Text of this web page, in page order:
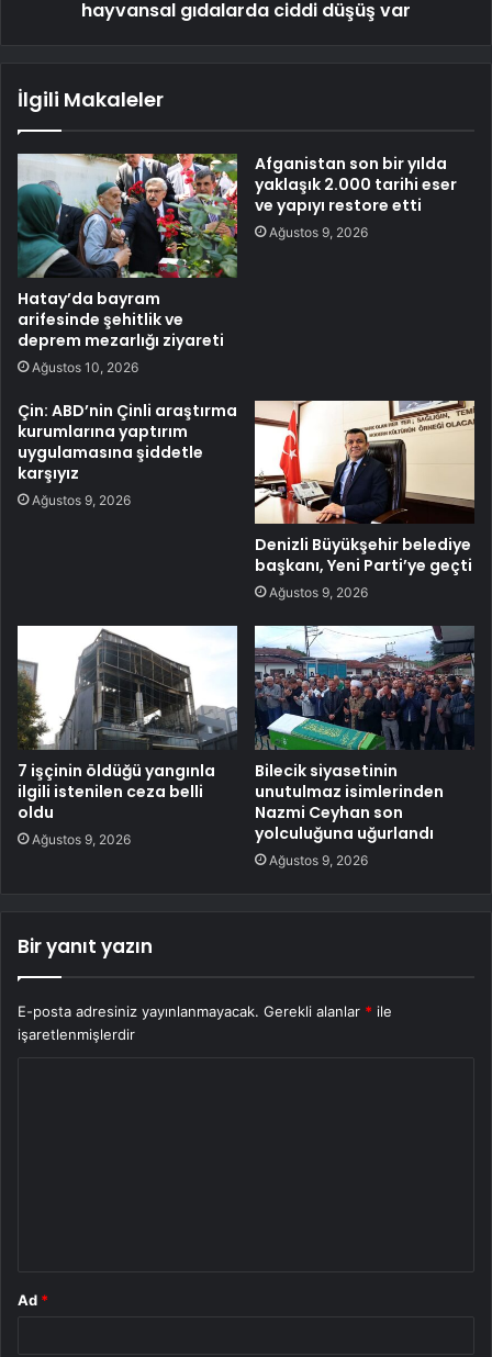
hayvansal gıdalarda ciddi düşüş var
İlgili Makaleler
Hatay’da bayram
arifesinde şehitlik ve
deprem mezarlığı ziyareti
Ağustos 10, 2026
Afganistan son bir yılda
yaklaşık 2.000 tarihi eser
ve yapıyı restore etti
Ağustos 9, 2026
Çin: ABD’nin Çinli araştırma
kurumlarına yaptırım
uygulamasına şiddetle
karşıyız
Ağustos 9, 2026
Denizli Büyükşehir belediye
başkanı, Yeni Parti’ye geçti
Ağustos 9, 2026
7 işçinin öldüğü yangınla
ilgili istenilen ceza belli
oldu
Ağustos 9, 2026
Bilecik siyasetinin
unutulmaz isimlerinden
Nazmi Ceyhan son
yolculuğuna uğurlandı
Ağustos 9, 2026
Bir yanıt yazın
E-posta adresiniz yayınlanmayacak. Gerekli alanlar * ile
işaretlenmişlerdir
Ad *